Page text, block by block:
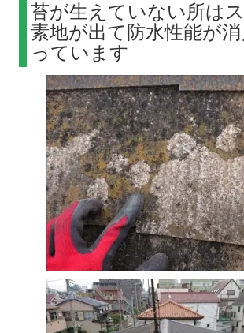
苔が生えていない所は
素地が出て防水性能が
っています